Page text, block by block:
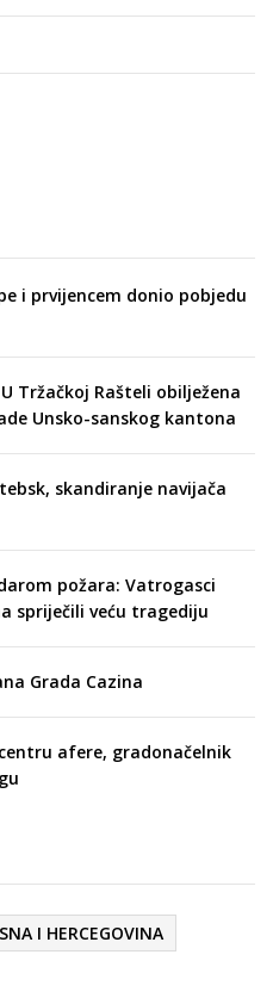
i prvijencem donio pobjedu
Tržačkoj Rašteli obilježena
Unsko-sanskog kantona
skandiranje navijača
požara: Vatrogasci
spriječili veću tragediju
Grada Cazina
afere, gradonačelnik
I HERCEGOVINA